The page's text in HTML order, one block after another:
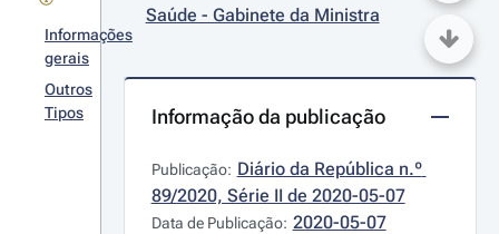
Informações
gerais
Outros
Tipos
Saúde - Gabinete da Ministra
Informação da publicação
Publicação: Diário da República n.º
89/2020, Série II de 2020-05-07
Data de Publicação: 2020-05-07